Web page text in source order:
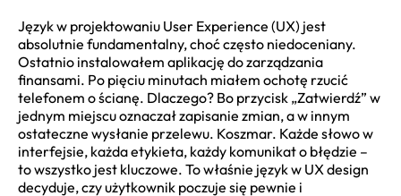
Język w projektowaniu User Experience (UX) jest
absolutnie fundamentalny, choć często niedoceniany.
Ostatnio instalowałem aplikację do zarządzania
finansami. Po pięciu minutach miałem ochotę rzucić
telefonem o ścianę. Dlaczego? Bo przycisk „Zatwierdź” w
jednym miejscu oznaczał zapisanie zmian, a w innym
ostateczne wysłanie przelewu. Koszmar. Każde słowo w
interfejsie, każda etykieta, każdy komunikat o błędzie –
to wszystko jest kluczowe. To właśnie język w UX design
decyduje, czy użytkownik poczuje się pewnie i